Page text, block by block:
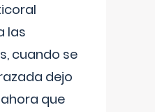
las
cuando se
dejo
que